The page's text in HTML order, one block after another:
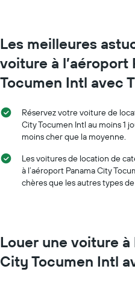
le
1
Y
prix
moyen
voiture
de
location
le
graphique,
axe
indiquent
les
mois
de
l'année
Sur
le
graphique,
le
prix
moyen
Les meilleures
voiture à l’aéroport
Tocumen Intl avec
Réservez votre voiture de
City Tocumen Intl au moins 1
moins cher que la moyenne.
Les voitures de location de
à l’aéroport Panama City
chères que les autres types
Louer une voiture à
City Tocumen Intl